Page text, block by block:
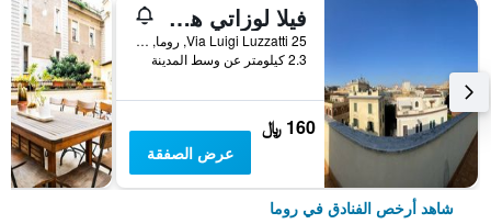
فيلا لوزاتي هوستل
25 Via Luigi Luzzatti, روما, إيطاليا
2.3 كيلومتر عن وسط المدينة
160 ﷼
عرض الصفقة
شاهد أرخص الفنادق في روما